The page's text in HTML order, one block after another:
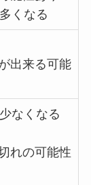
くなる
出来る可能
なくなる
れの可能性